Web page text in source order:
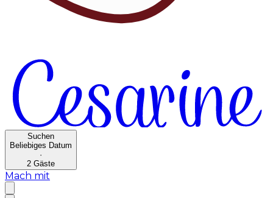
Suchen
Beliebiges Datum
·
2 Gäste
Mach mit